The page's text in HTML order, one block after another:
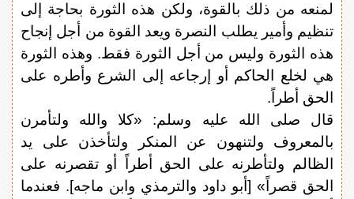
لمنعه من ذلك بالقوة، ولكن هذه الثورة بحاجة إلى
تنظيم وأمير يطلب النصرة ويعد القوة من أجل إنجاح
هذه الثورة وليس من أجل الثورة فقط. وهذه الثورة
هي لخلع الحاكم أو إرجاعه إلى الشرع وأطره على
الحق أطراً.
قال صلى الله عليه وسلم: «كلا والله ولتأمرن
بالمعروف ولتنهون عن المنكر ولتأخذن على يد
الظالم ولتأطرنه على الحق أطراً أو تقصرنه على
الحق قصراً» [أبو داود والترمذي وابن ماجه]. فعندما